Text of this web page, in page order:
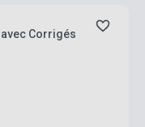
Corrigés